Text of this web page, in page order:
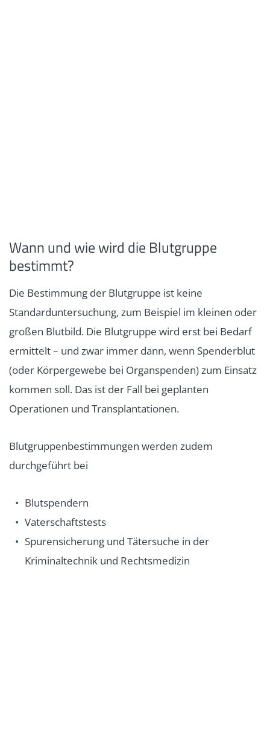
Wann und wie wird die Blutgruppe
bestimmt?
Die Bestimmung der Blutgruppe ist keine
Standarduntersuchung, zum Beispiel im kleinen oder
großen Blutbild. Die Blutgruppe wird erst bei Bedarf
ermittelt – und zwar immer dann, wenn Spenderblut
(oder Körpergewebe bei Organspenden) zum Einsatz
kommen soll. Das ist der Fall bei geplanten
Operationen und Transplantationen.
Blutgruppenbestimmungen werden zudem
durchgeführt bei
Blutspendern
Vaterschaftstests
Spurensicherung und Tätersuche in der
Kriminaltechnik und Rechtsmedizin